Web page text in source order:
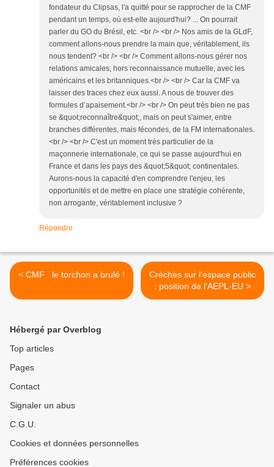
fondateur du Clipsas, l'a quitté pour se rapprocher de la CMF
pendant un temps, où est-elle aujourd'hui? ... On pourrait
parler du GO du Brésil, etc. <br /> <br /> Nos amis de la GLdF,
comment allons-nous prendre la main que, véritablement, ils
nous tendent? <br /> <br /> Comment allons-nous gérer nos
relations amicales, hors reconnaissance mutuelle, avec les
américains et les britanniques.<br /> <br /> Car la CMF va
laisser des traces chez eux aussi. A nous de trouver des
formules d’apaisement.<br /> <br /> On peut très bien ne pas
se &quot;reconnaître&quot;, mais on peut s'aimer, entre
branches différentes, mais fécondes, de la FM internationales.
<br /> <br /> C'est un moment très particulier de la
maçonnerie internationale, ce qui se passe aujourd'hui en
France et dans les pays des &quot;5&quot; continentales.
Aurons-nous la capacité d'en comprendre l'enjeu, les
opportunités et de mettre en place une stratégie cohérente,
non arrogante, véritablement inclusive ?
Répondre
< CMF : le torchon a brulé !
Crèches sur l'espace public
: position de l'AEPL-EU >
Hébergé par Overblog
Top articles
Pages
Contact
Signaler un abus
C.G.U.
Cookies et données personnelles
Préférences cookies